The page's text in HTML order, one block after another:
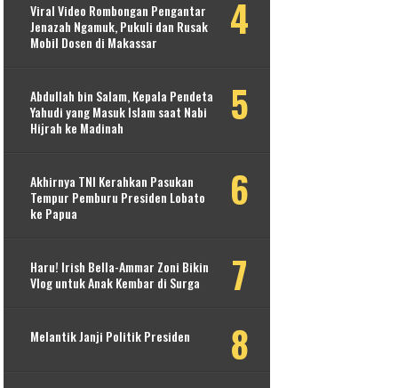
Viral Video Rombongan Pengantar
Jenazah Ngamuk, Pukuli dan Rusak
Mobil Dosen di Makassar
Abdullah bin Salam, Kepala Pendeta
Yahudi yang Masuk Islam saat Nabi
Hijrah ke Madinah
Akhirnya TNI Kerahkan Pasukan
Tempur Pemburu Presiden Lobato
ke Papua
Haru! Irish Bella-Ammar Zoni Bikin
Vlog untuk Anak Kembar di Surga
Melantik Janji Politik Presiden